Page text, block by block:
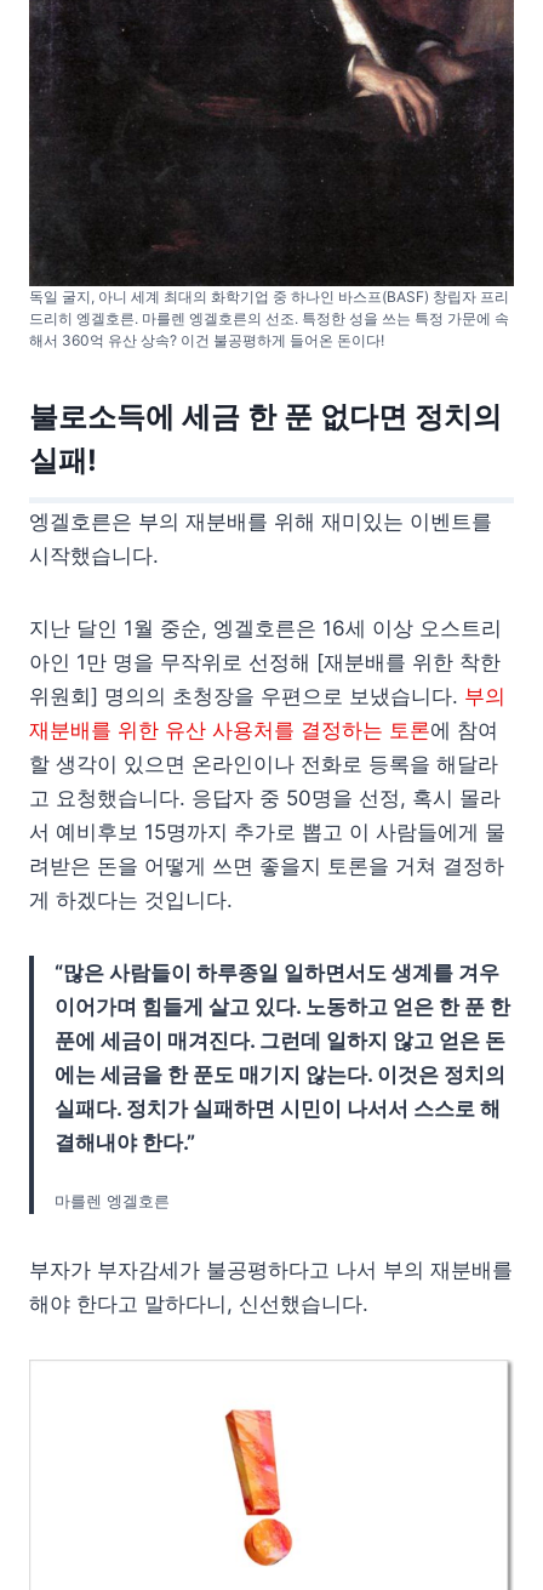
독일 굴지, 아니 세계 최대의 화학기업 중 하나인 바스프(BASF) 창립자 프리
드리히 엥겔호른. 마를렌 엥겔호른의 선조. 특정한 성을 쓰는 특정 가문에 속
해서 360억 유산 상속? 이건 불공평하게 들어온 돈이다!
불로소득에 세금 한 푼 없다면 정치의
실패!
엥겔호른은 부의 재분배를 위해 재미있는 이벤트를
시작했습니다.
지난 달인 1월 중순, 엥겔호른은 16세 이상 오스트리
아인 1만 명을 무작위로 선정해 [재분배를 위한 착한
위원회] 명의의 초청장을 우편으로 보냈습니다. 부의
재분배를 위한 유산 사용처를 결정하는 토론에 참여
할 생각이 있으면 온라인이나 전화로 등록을 해달라
고 요청했습니다. 응답자 중 50명을 선정, 혹시 몰라
서 예비후보 15명까지 추가로 뽑고 이 사람들에게 물
려받은 돈을 어떻게 쓰면 좋을지 토론을 거쳐 결정하
게 하겠다는 것입니다.
“많은 사람들이 하루종일 일하면서도 생계를 겨우
이어가며 힘들게 살고 있다. 노동하고 얻은 한 푼 한
푼에 세금이 매겨진다. 그런데 일하지 않고 얻은 돈
에는 세금을 한 푼도 매기지 않는다. 이것은 정치의
실패다. 정치가 실패하면 시민이 나서서 스스로 해
결해내야 한다.”
마를렌 엥겔호른
부자가 부자감세가 불공평하다고 나서 부의 재분배를
해야 한다고 말하다니, 신선했습니다.